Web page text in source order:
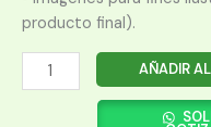
producto final).
MEMORIA
RAM
AÑADIR